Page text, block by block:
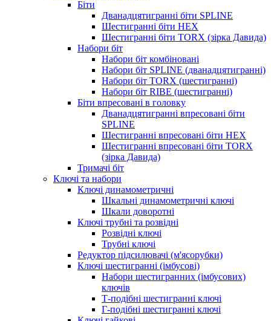
Біти
Дванадцятигранні біти SPLINE
Шестигранні біти HEX
Шестигранні біти TORX (зірка Давида)
Набори біт
Набори біт комбіновані
Набори біт SPLINE (дванадцятигранні)
Набори біт TORX (шестигранні)
Набори біт RIBE (шестигранні)
Біти впресовані в головку
Дванадцятигранні впресовані біти
SPLINE
Шестигранні впресовані біти HEX
Шестигранні впресовані біти TORX
(зірка Давида)
Тримачі біт
Ключі та набори
Ключі динамометричні
Шкальні динамометричні ключі
Шкали доворотні
Ключі трубні та розвідні
Розвідні ключі
Трубні ключі
Редуктор підсилювачі (м'ясорубки)
Ключі шестигранні (імбусові)
Набори шестигранних (імбусових)
ключів
Т-подібні шестигранні ключі
Г-подібні шестигранні ключі